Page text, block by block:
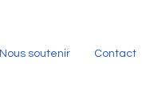
Nous soutenir Contact